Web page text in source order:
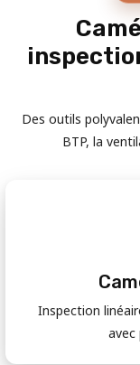
Des outils
BTP, la
Inspection
avec